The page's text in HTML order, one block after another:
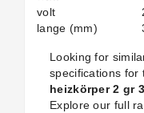
volt
lange (mm)
Looking for
specifications for
heizkörper 2 gr
Explore our full